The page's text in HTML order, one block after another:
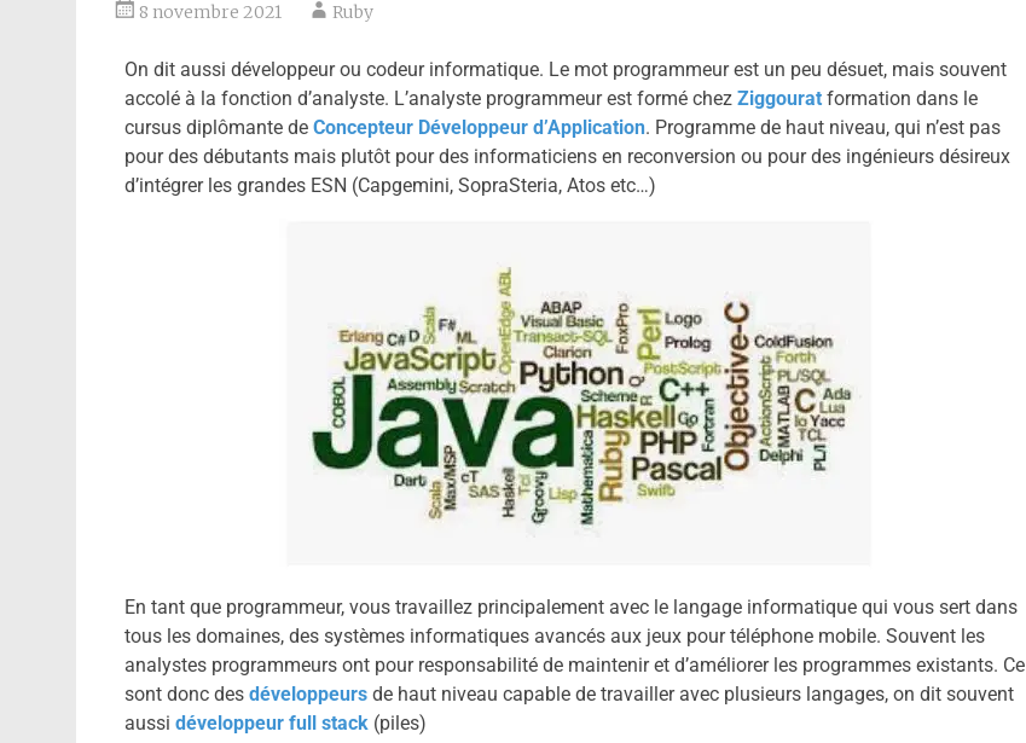
8 novembre 2021 Ruby
On dit aussi développeur ou codeur informatique. Le mot programmeur est un peu désuet, mais souvent
accolé à la fonction d’analyste. L’analyste programmeur est formé chez Ziggourat formation dans le
cursus diplômante de Concepteur Développeur d’Application. Programme de haut niveau, qui n’est pas
pour des débutants mais plutôt pour des informaticiens en reconversion ou pour des ingénieurs désireux
d’intégrer les grandes ESN (Capgemini, SopraSteria, Atos etc…)
En tant que programmeur, vous travaillez principalement avec le langage informatique qui vous sert dans
tous les domaines, des systèmes informatiques avancés aux jeux pour téléphone mobile. Souvent les
analystes programmeurs ont pour responsabilité de maintenir et d’améliorer les programmes existants. Ce
sont donc des développeurs de haut niveau capable de travailler avec plusieurs langages, on dit souvent
aussi développeur full stack (piles)